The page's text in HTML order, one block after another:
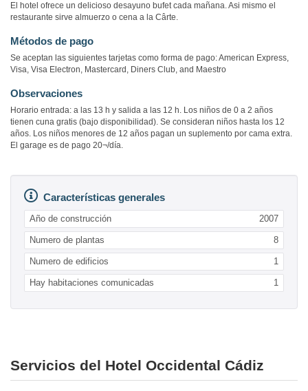
El hotel ofrece un delicioso desayuno bufet cada mañana. Asi mismo el
restaurante sirve almuerzo o cena a la Cârte.
Métodos de pago
Se aceptan las siguientes tarjetas como forma de pago: American Express,
Visa, Visa Electron, Mastercard, Diners Club, and Maestro
Observaciones
Horario entrada: a las 13 h y salida a las 12 h. Los niños de 0 a 2 años
tienen cuna gratis (bajo disponibilidad). Se consideran niños hasta los 12
años. Los niños menores de 12 años pagan un suplemento por cama extra.
El garage es de pago 20¬/día.
Características generales
Año de construcción 2007
Numero de plantas 8
Numero de edificios 1
Hay habitaciones comunicadas 1
Servicios del Hotel Occidental Cádiz